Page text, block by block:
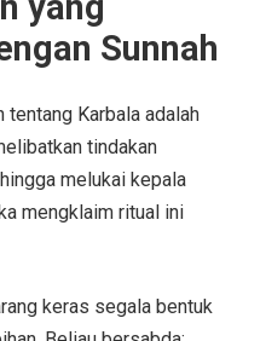
Sunnah
tentang Karbala adalah
tindakan
melukai kepala
mengklaim ritual ini
keras segala bentuk